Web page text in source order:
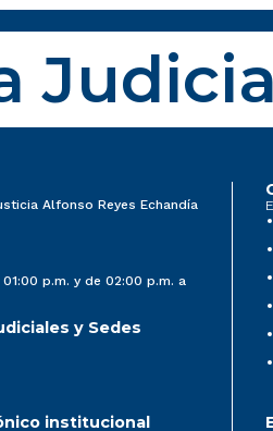
Alfonso Reyes Echandía
p.m. y de 02:00 p.m. a
y Sedes
institucional